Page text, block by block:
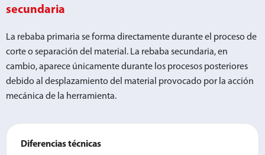
secundaria
La rebaba primaria se forma directamente durante el proceso de
corte o separación del material. La rebaba secundaria, en
cambio, aparece únicamente durante los procesos posteriores
debido al desplazamiento del material provocado por la acción
mecánica de la herramienta.
Diferencias técnicas